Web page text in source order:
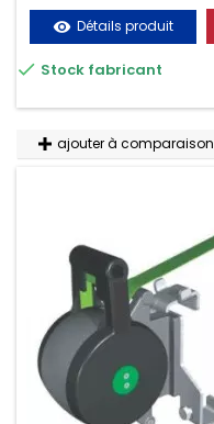
visibility Détails produit
 Stock fabricant
ajouter à comparaison